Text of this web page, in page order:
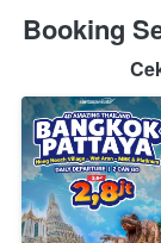
Booking